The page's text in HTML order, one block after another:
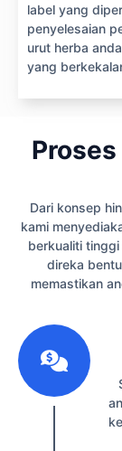
label yang
penyelesaian
urut herba
yang
Dari konsep
kami
berkualiti
direka
memastikan